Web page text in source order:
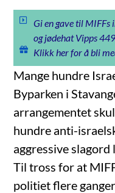
Gi en gave til
og jødehat Vipps
Klikk her for å bli
Mange hundre
Byparken i
arrangementet
hundre anti-
aggressive slagord
Til tross for at
politiet flere